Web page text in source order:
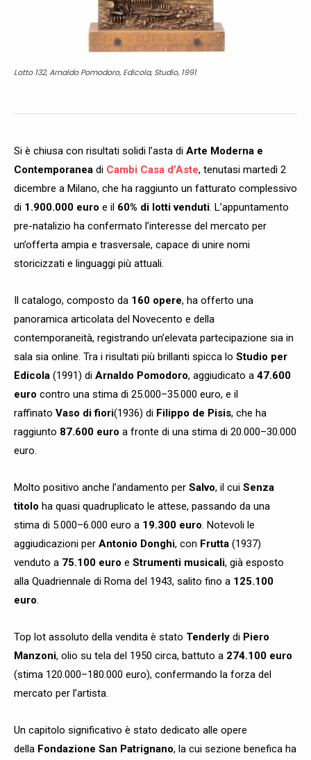
Lotto 132, Arnaldo Pomodoro, Edicola, Studio, 1991
Si è chiusa con risultati solidi l’asta di Arte Moderna e
Contemporanea di Cambi Casa d’Aste, tenutasi martedì 2
dicembre a Milano, che ha raggiunto un fatturato complessivo
di 1.900.000 euro e il 60% di lotti venduti . L’appuntamento
pre-natalizio ha confermato l’interesse del mercato per
un’offerta ampia e trasversale, capace di unire nomi
storicizzati e linguaggi più attuali.
Il catalogo, composto da 160 opere, ha offerto una
panoramica articolata del Novecento e della
contemporaneità, registrando un’elevata partecipazione sia in
sala sia online. Tra i risultati più brillanti spicca lo Studio per
Edicola (1991) di Arnaldo Pomodoro, aggiudicato a 47.600
euro contro una stima di 25.000–35.000 euro, e il
raffinato Vaso di fiori(1936) di Filippo de Pisis, che ha
raggiunto 87.600 euro a fronte di una stima di 20.000–30.000
euro.
Molto positivo anche l’andamento per Salvo, il cui Senza
titolo ha quasi quadruplicato le attese, passando da una
stima di 5.000–6.000 euro a 19.300 euro . Notevoli le
aggiudicazioni per Antonio Donghi, con Frutta (1937)
venduto a 75.100 euro e Strumenti musicali, già esposto
alla Quadriennale di Roma del 1943, salito fino a 125.100
euro
Top lot assoluto della vendita è stato Tenderly di Piero
Manzoni, olio su tela del 1950 circa, battuto a 274.100 euro
(stima 120.000–180.000 euro), confermando la forza del
mercato per l’artista.
Un capitolo significativo è stato dedicato alle opere
della Fondazione San Patrignano, la cui sezione benefica ha